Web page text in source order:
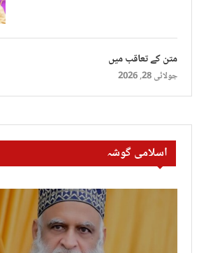
متن کے تعاقب میں
جولائی 28, 2026
اسلامی گوشہ